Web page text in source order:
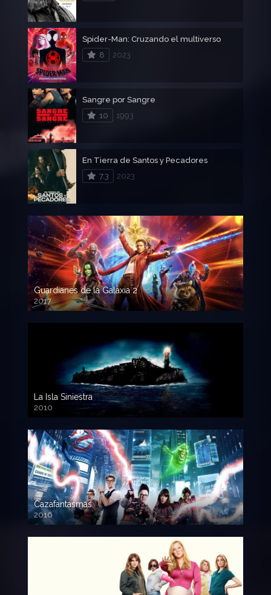
Spider-Man: Cruzando el multiverso
8
2023
Sangre por Sangre
10
1993
En Tierra de Santos y Pecadores
7.3
2023
Guardianes de la Galaxia 2
2017
720p HD
La Isla Siniestra
2010
720p HD
Cazafantasmas
2016
720p HD